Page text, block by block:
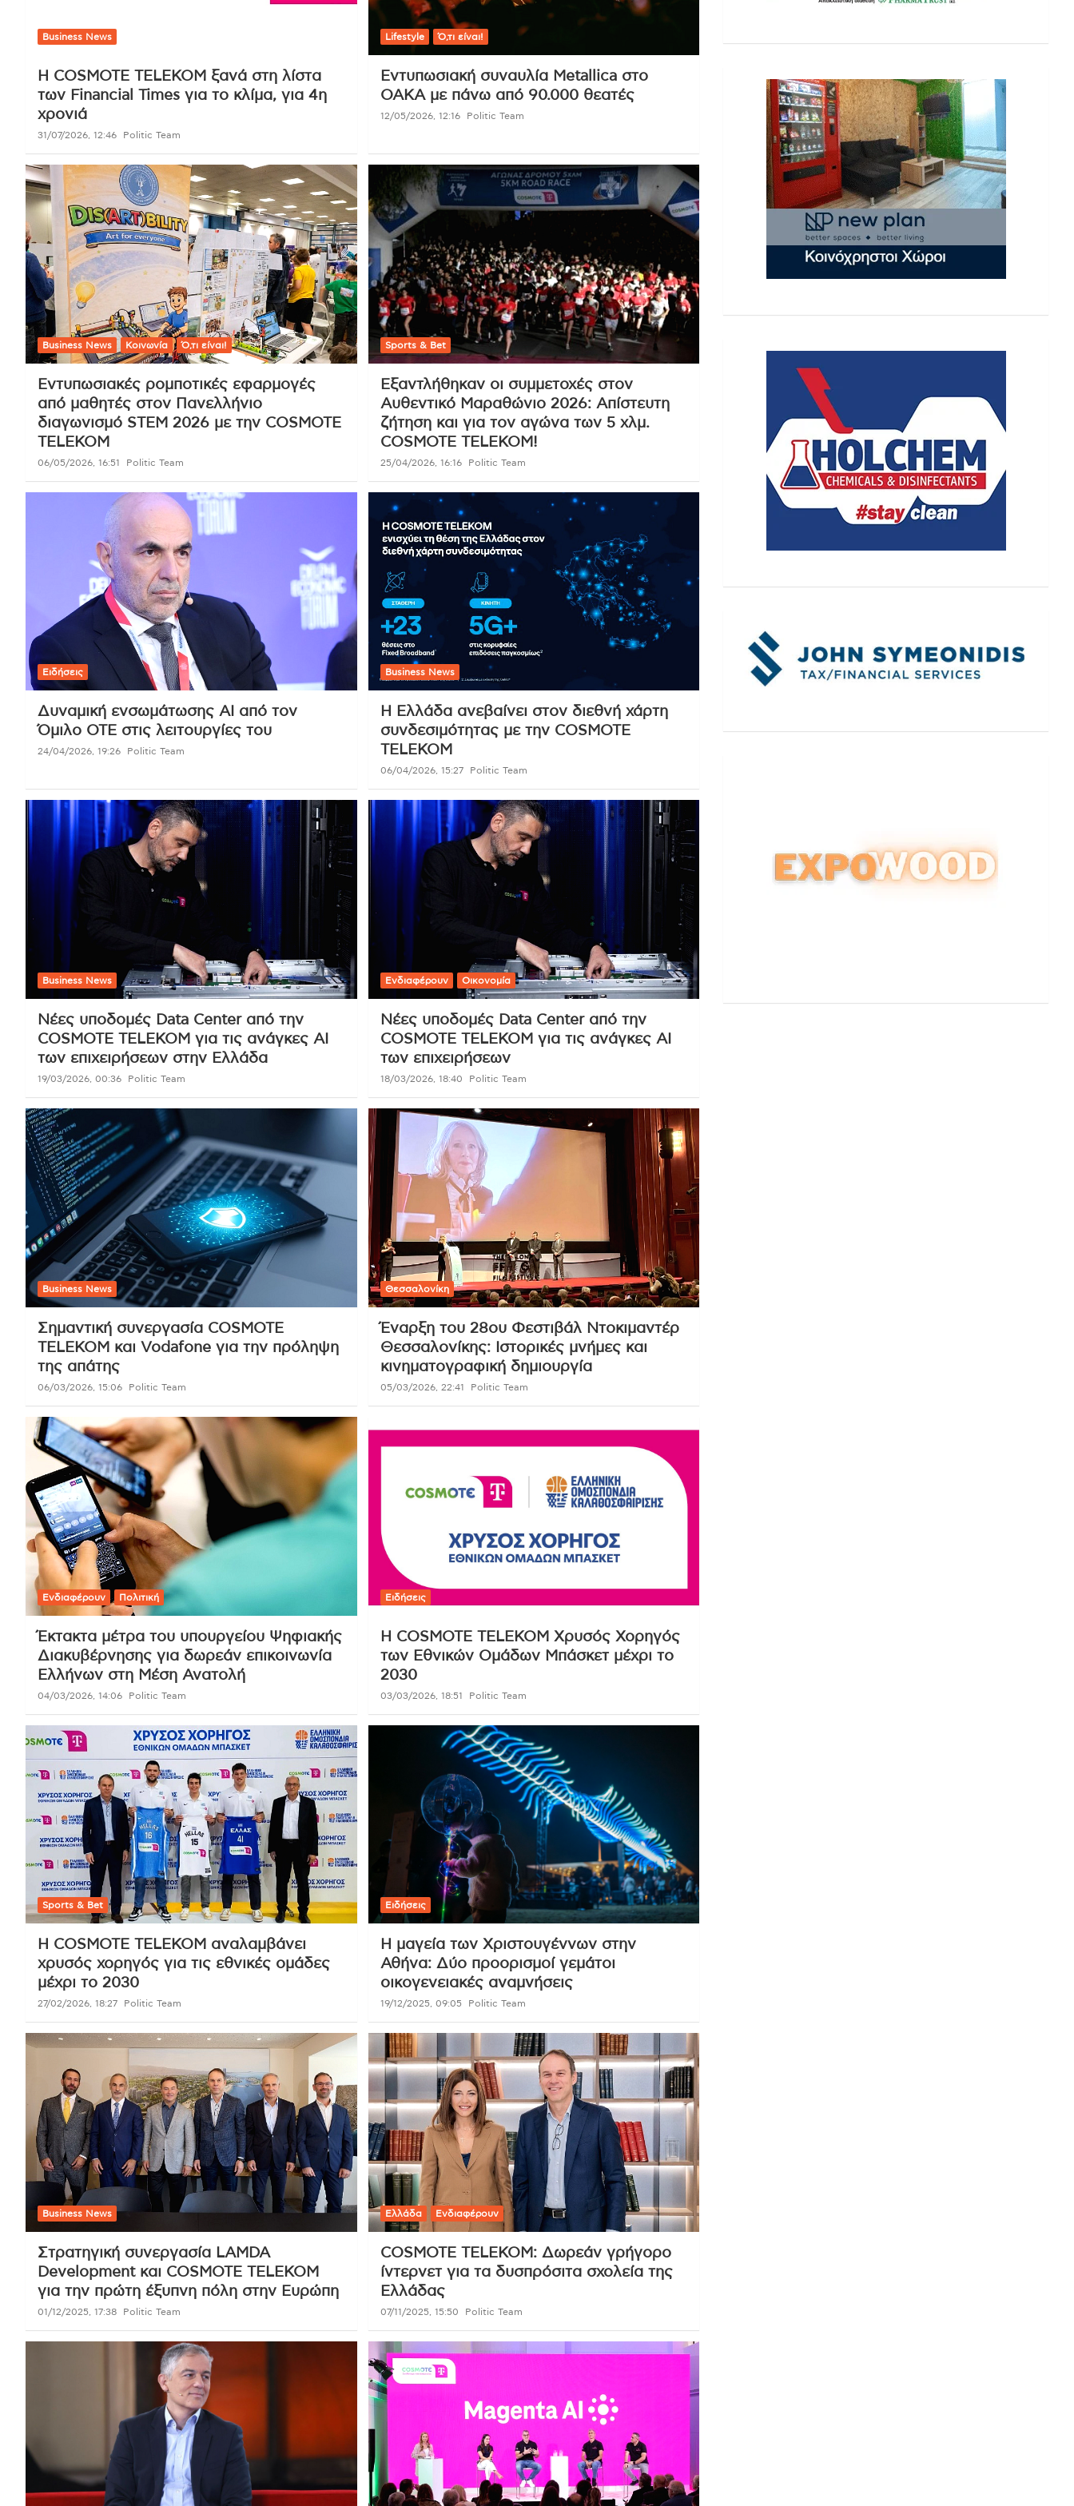
Business News
Η COSMOTE TELEKOM ξανά στη λίστα
των Financial Times για το κλίμα, για 4η
χρονιά
31/07/2026, 12:46 Politic Team
Lifestyle Ό,τι είναι!
Εντυπωσιακή συναυλία Metallica στο
ΟΑΚΑ με πάνω από 90.000 θεατές
12/05/2026, 12:16 Politic Team
Business News Κοινωνία Ό,τι είναι!
Εντυπωσιακές ρομποτικές εφαρμογές
από μαθητές στον Πανελλήνιο
διαγωνισμό STEM 2026 με την COSMOTE
TELEKOM
06/05/2026, 16:51 Politic Team
Sports & Bet
Εξαντλήθηκαν οι συμμετοχές στον
Αυθεντικό Μαραθώνιο 2026: Απίστευτη
ζήτηση και για τον αγώνα των 5 χλμ.
COSMOTE TELEKOM!
25/04/2026, 16:16 Politic Team
Ειδήσεις
Δυναμική ενσωμάτωσης AI από τον
Όμιλο ΟΤΕ στις λειτουργίες του
24/04/2026, 19:26 Politic Team
Business News
Η Ελλάδα ανεβαίνει στον διεθνή χάρτη
συνδεσιμότητας με την COSMOTE
TELEKOM
06/04/2026, 15:27 Politic Team
Business News
Νέες υποδομές Data Center από την
COSMOTE TELEKOM για τις ανάγκες AI
των επιχειρήσεων στην Ελλάδα
19/03/2026, 00:36 Politic Team
Ενδιαφέρουν Οικονομία
Νέες υποδομές Data Center από την
COSMOTE TELEKOM για τις ανάγκες AI
των επιχειρήσεων
18/03/2026, 18:40 Politic Team
Business News
Σημαντική συνεργασία COSMOTE
TELEKOM και Vodafone για την πρόληψη
της απάτης
06/03/2026, 15:06 Politic Team
Θεσσαλονίκη
Έναρξη του 28ου Φεστιβάλ Ντοκιμαντέρ
Θεσσαλονίκης: Ιστορικές μνήμες και
κινηματογραφική δημιουργία
05/03/2026, 22:41 Politic Team
Ενδιαφέρουν Πολιτική
Έκτακτα μέτρα του υπουργείου Ψηφιακής
Διακυβέρνησης για δωρεάν επικοινωνία
Ελλήνων στη Μέση Ανατολή
04/03/2026, 14:06 Politic Team
Ειδήσεις
Η COSMOTE TELEKOM Χρυσός Χορηγός
των Εθνικών Ομάδων Μπάσκετ μέχρι το
2030
03/03/2026, 18:51 Politic Team
Sports & Bet
Η COSMOTE TELEKOM αναλαμβάνει
χρυσός χορηγός για τις εθνικές ομάδες
μέχρι το 2030
27/02/2026, 18:27 Politic Team
Ειδήσεις
Η μαγεία των Χριστουγέννων στην
Αθήνα: Δύο προορισμοί γεμάτοι
οικογενειακές αναμνήσεις
19/12/2025, 09:05 Politic Team
Business News
Στρατηγική συνεργασία LAMDA
Development και COSMOTE TELEKOM
για την πρώτη έξυπνη πόλη στην Ευρώπη
01/12/2025, 17:38 Politic Team
Ελλάδα Ενδιαφέρουν
COSMOTE TELEKOM: Δωρεάν γρήγορο
ίντερνετ για τα δυσπρόσιτα σχολεία της
Ελλάδας
07/11/2025, 15:50 Politic Team